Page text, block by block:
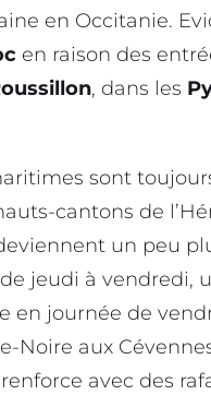
en Occitanie.
en raison des
, dans les
sont
cantons de
un peu
jeudi à vendredi,
en journée de
Noire aux
avec des